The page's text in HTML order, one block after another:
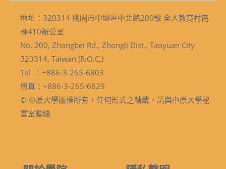
地址：320314 桃園市中壢區中北路200號 全人教育村南
棟410辦公室
No. 200, Zhongbei Rd., Zhongli Dist., Taoyuan City
320314, Taiwan (R.O.C.)
Tel ：+886-3-265-6803
傳真：+886-3-265-6829
© 中原大學版權所有，任何形式之轉載，請與中原大學秘
書室聯絡